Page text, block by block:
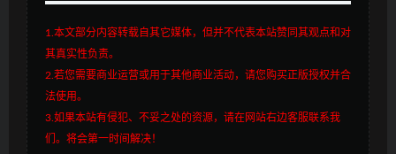
1.本文部分内容转载自其它媒体，但并不代表本站赞同其观点和对
其真实性负责。
2.若您需要商业运营或用于其他商业活动，请您购买正版授权并合
法使用。
3.如果本站有侵犯、不妥之处的资源，请在网站右边客服联系我
们。将会第一时间解决！